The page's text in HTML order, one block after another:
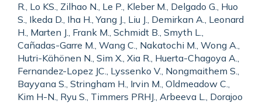
R., Lo KS., Zilhao N., Le P., Kleber M., Delgado G., Huo
S., Ikeda D., Iha H., Yang J., Liu J., Demirkan A., Leonard
H., Marten J., Frank M., Schmidt B., Smyth L.,
Cañadas-Garre M., Wang C., Nakatochi M., Wong A.,
Hutri-Kähönen N., Sim X., Xia R., Huerta-Chagoya A.,
Fernandez-Lopez JC., Lyssenko V., Nongmaithem S.,
Bayyana S., Stringham H., Irvin M., Oldmeadow C.,
Kim H-N., Ryu S., Timmers PRHJ., Arbeeva L., Dorajoo